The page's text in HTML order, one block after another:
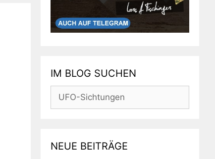
IM BLOG SUCHEN
Suchen
nach:
NEUE BEITRÄGE